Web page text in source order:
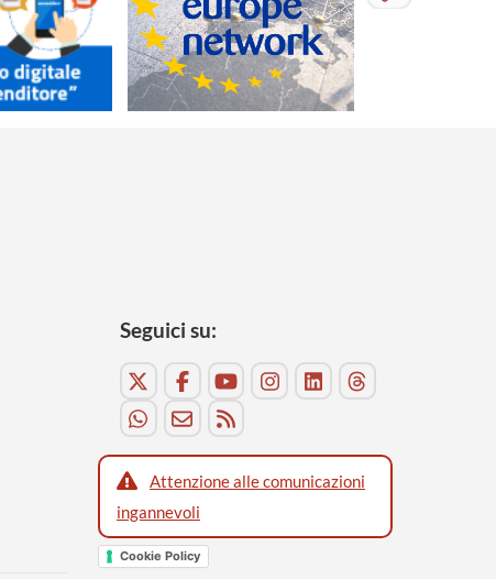
Seguici su:
Attenzione alle comunicazioni
ingannevoli
Cookie Policy